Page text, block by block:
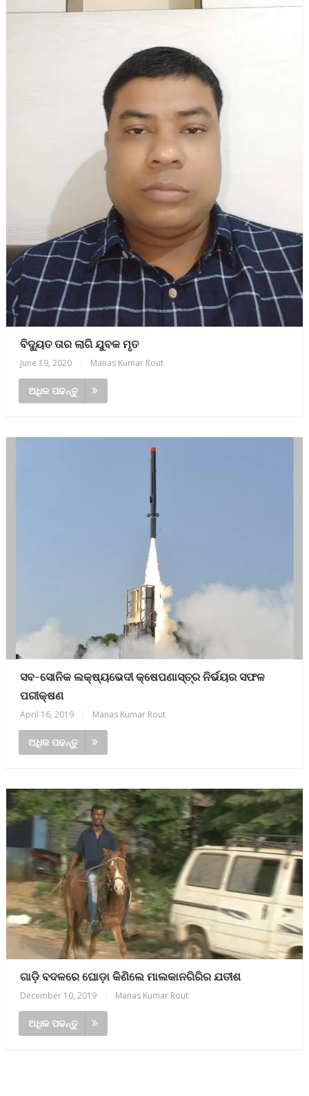
ବିଦ୍ୟୁତ ତାର ଲାଗି ଯୁବକ ମୃତ
June 19, 2020 Manas Kumar Rout
ଅଧିକ ପଢନ୍ତୁ
ସବ-ସୋନିକ ଲକ୍ଷ୍ୟଭେଦୀ କ୍ଷେପଣାସ୍ତ୍ର ନିର୍ଭୟର ସଫଳ
ପରୀକ୍ଷଣ
April 16, 2019 Manas Kumar Rout
ଅଧିକ ପଢନ୍ତୁ
ଗାଡ଼ି ବଦଳରେ ଘୋଡ଼ା କିଣିଲେ ମାଲକାନଗିରିର ଯତୀଶ
December 10, 2019 Manas Kumar Rout
ଅଧିକ ପଢନ୍ତୁ